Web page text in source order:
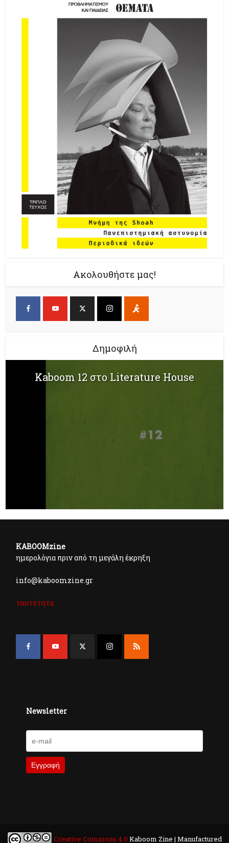
Ακολουθήστε μας!
Δημοφιλή
Kaboom 12 στο Literature House
KABOOMzine
ημερολόγια πριν από τη μεγάλη έκρηξη
info@kaboomzine.gr
ταυτότητα
Newsletter
Creative Commons 4.0 Kaboom Zine | Manufactured